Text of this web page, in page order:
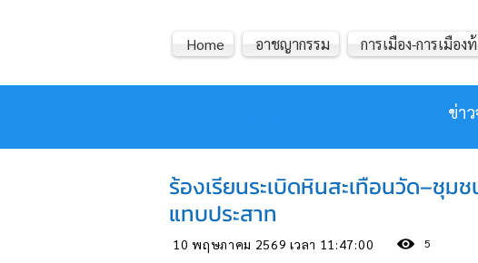
ข่า
Home อาชญากรรม การเมือง-การเมือง
ร้องเรียนระเบิดหินสะเทือนวัด–ชุ
แทบประสาท
10 พฤษภาคม 2569 เวลา 11:47:00 5